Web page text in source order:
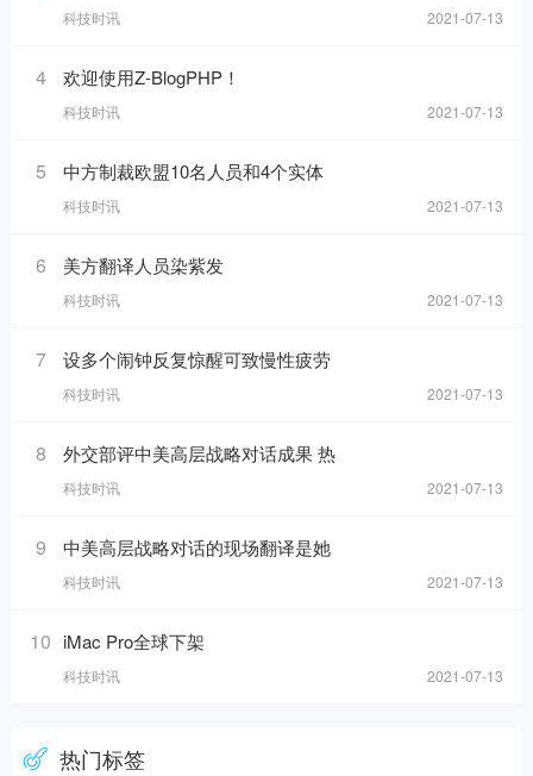
科技时讯 2021-07-13
4 欢迎使用Z-BlogPHP！
科技时讯 2021-07-13
5 中方制裁欧盟10名人员和4个实体
科技时讯 2021-07-13
6 美方翻译人员染紫发
科技时讯 2021-07-13
7 设多个闹钟反复惊醒可致慢性疲劳
科技时讯 2021-07-13
8 外交部评中美高层战略对话成果 热
科技时讯 2021-07-13
9 中美高层战略对话的现场翻译是她
科技时讯 2021-07-13
10 iMac Pro全球下架
科技时讯 2021-07-13
热门标签